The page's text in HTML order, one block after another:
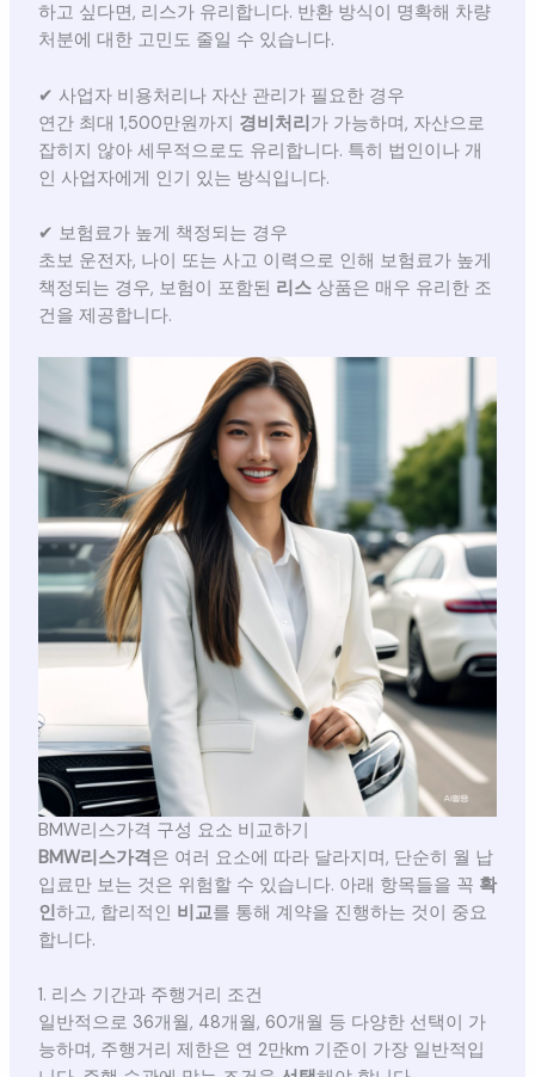
하고 싶다면, 리스가 유리합니다. 반환 방식이 명확해 차량
처분에 대한 고민도 줄일 수 있습니다.
✔ 사업자 비용처리나 자산 관리가 필요한 경우
연간 최대 1,500만원까지 경비처리 가 가능하며, 자산으로
잡히지 않아 세무적으로도 유리합니다. 특히 법인이나 개
인 사업자에게 인기 있는 방식입니다.
✔ 보험료가 높게 책정되는 경우
초보 운전자, 나이 또는 사고 이력으로 인해 보험료가 높게
책정되는 경우, 보험이 포함된 리스상품은 매우 유리한 조
건을 제공합니다.
BMW리스가격 구성 요소 비교하기
BMW리스가격 은 여러 요소에 따라 달라지며, 단순히 월 납
입료만 보는 것은 위험할 수 있습니다. 아래 항목들을 꼭 확
인하고, 합리적인 비교를 통해 계약을 진행하는 것이 중요
합니다.
1. 리스 기간과 주행거리 조건
일반적으로 36개월, 48개월, 60개월 등 다양한 선택이 가
능하며, 주행거리 제한은 연 2만km 기준이 가장 일반적입